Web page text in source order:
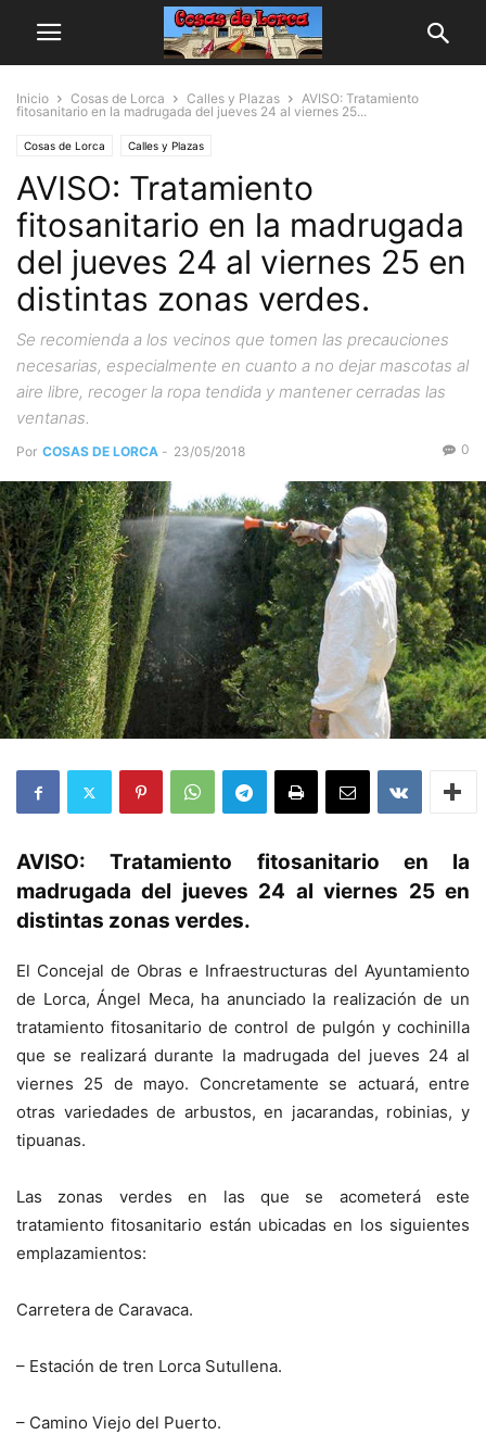
Inicio Cosas de Lorca Calles y Plazas
AVISO: Tratamiento
fitosanitario en la madrugada del jueves 24 al viernes 25...
Cosas de Lorca Calles y Plazas
AVISO: Tratamiento
fitosanitario en la madrugada
del jueves 24 al viernes 25 en
distintas zonas verdes.
Se recomienda a los vecinos que tomen las precauciones
necesarias, especialmente en cuanto a no dejar mascotas al
aire libre, recoger la ropa tendida y mantener cerradas las
ventanas.
Por COSAS DE LORCA - 23/05/2018 0
AVISO: Tratamiento fitosanitario en la
madrugada del jueves 24 al viernes 25 en
distintas zonas verdes.
El Concejal de Obras e Infraestructuras del Ayuntamiento
de Lorca, Ángel Meca, ha anunciado la realización de un
tratamiento fitosanitario de control de pulgón y cochinilla
que se realizará durante la madrugada del jueves 24 al
viernes 25 de mayo. Concretamente se actuará, entre
otras variedades de arbustos, en jacarandas, robinias, y
tipuanas.
Las zonas verdes en las que se acometerá este
tratamiento fitosanitario están ubicadas en los siguientes
emplazamientos:
Carretera de Caravaca.
– Estación de tren Lorca Sutullena.
– Camino Viejo del Puerto.